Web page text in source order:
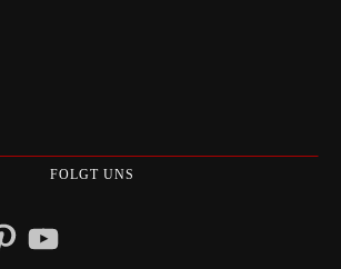
FOLGT UNS
YouTube